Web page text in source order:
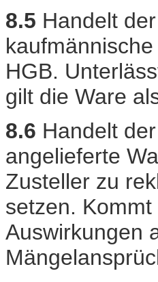
8.5 Handelt
HGB.
gilt die Ware
8.6 Handelt
angelieferte
Zusteller zu
setzen.
Auswirkungen